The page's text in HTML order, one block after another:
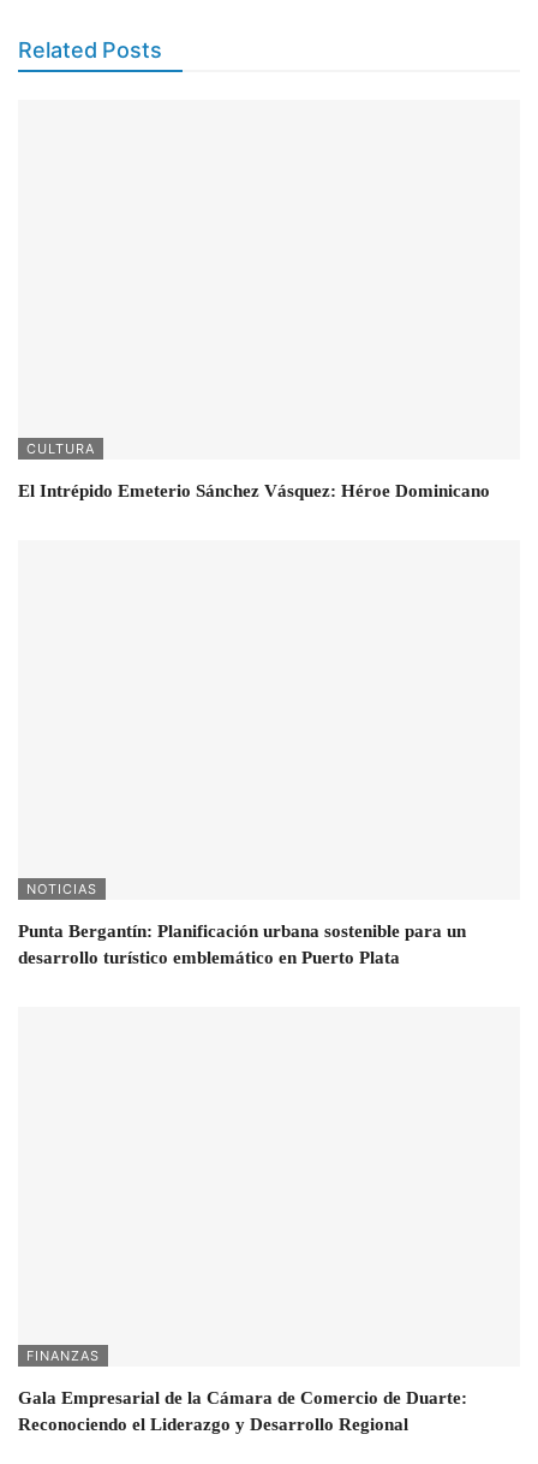
Related Posts
CULTURA
El Intrépido Emeterio Sánchez Vásquez: Héroe Dominicano
NOTICIAS
Punta Bergantín: Planificación urbana sostenible para un
desarrollo turístico emblemático en Puerto Plata
FINANZAS
Gala Empresarial de la Cámara de Comercio de Duarte:
Reconociendo el Liderazgo y Desarrollo Regional